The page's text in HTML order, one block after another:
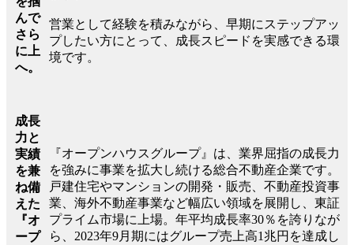
んで
さら
に上
へ。
営業として経験を積みながら、早期にステップアッ
プしたい方にとって、成長スピードを実感できる環
境です。
成長
力と
実績
を兼
ね備
えた
『オ
ープ
『オープンハウスグループ』は、業界屈指の成長力
を強みに事業を拡大し続ける総合不動産企業です。
戸建住宅やマンションの開発・販売、不動産投資事
業、海外不動産事業など幅広い領域を展開し、東証
プライム市場に上場。年平均成長率30％を誇りなが
ら、2023年9月期にはグループ売上高1兆円を達成し